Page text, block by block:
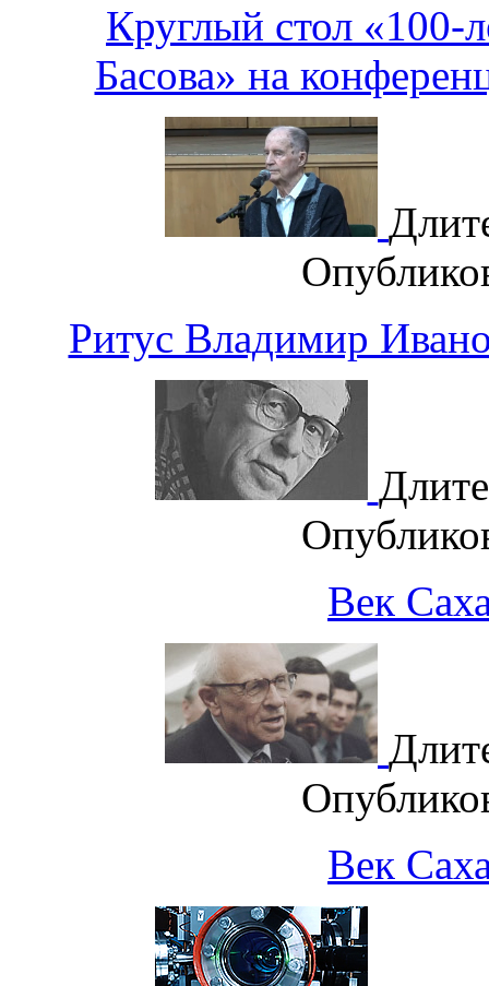
Круглый стол «100-
Басова» на
Ритус Владимир
Век
Век